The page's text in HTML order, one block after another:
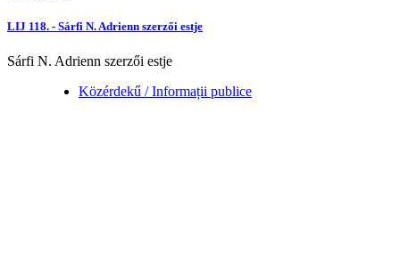
LIJ 118. - Sárfi N. Adrienn szerzői estje
Sárfi N. Adrienn szerzői estje
Közérdekű / Informații publice